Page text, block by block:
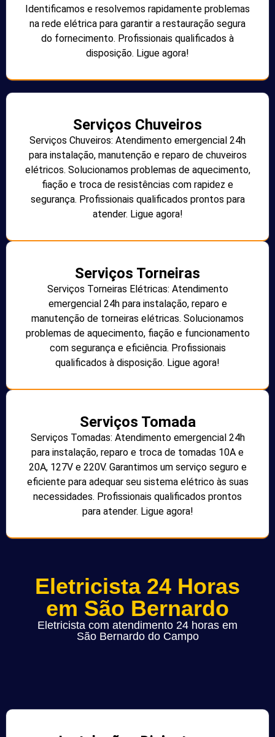
Identificamos e resolvemos rapidamente problemas
na rede elétrica para garantir a restauração segura
do fornecimento. Profissionais qualificados à
disposição. Ligue agora!
Serviços Chuveiros
Serviços Chuveiros: Atendimento emergencial 24h
para instalação, manutenção e reparo de chuveiros
elétricos. Solucionamos problemas de aquecimento,
fiação e troca de resistências com rapidez e
segurança. Profissionais qualificados prontos para
atender. Ligue agora!
Serviços Torneiras
Serviços Torneiras Elétricas: Atendimento
emergencial 24h para instalação, reparo e
manutenção de torneiras elétricas. Solucionamos
problemas de aquecimento, fiação e funcionamento
com segurança e eficiência. Profissionais
qualificados à disposição. Ligue agora!
Serviços Tomada
Serviços Tomadas: Atendimento emergencial 24h
para instalação, reparo e troca de tomadas 10A e
20A, 127V e 220V. Garantimos um serviço seguro e
eficiente para adequar seu sistema elétrico às suas
necessidades. Profissionais qualificados prontos
para atender. Ligue agora!
Eletricista 24 Horas
em São Bernardo
Eletricista com atendimento 24 horas em
São Bernardo do Campo